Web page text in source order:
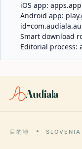
iOS app:
Android app:
Smart download
Editorial process:
Audiala
目的地 SLOVENIA